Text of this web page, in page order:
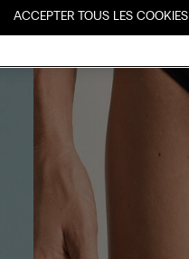
ACCEPTER TOUS LES COOKIES